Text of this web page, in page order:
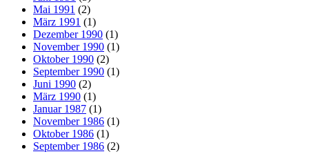
Mai 1991 (2)
März 1991 (1)
Dezember 1990 (1)
November 1990 (1)
Oktober 1990 (2)
September 1990 (1)
Juni 1990 (2)
März 1990 (1)
Januar 1987 (1)
November 1986 (1)
Oktober 1986 (1)
September 1986 (2)